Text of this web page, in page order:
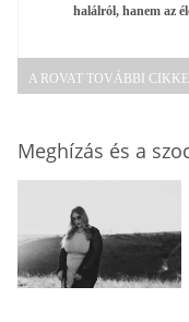
halálról, hanem az
A ROVAT TOVÁBBI
Meghízás és a